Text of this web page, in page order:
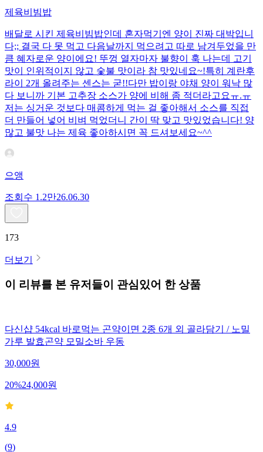
제육비빔밥
배달로 시킨 제육비빔밥인데 혼자먹기엔 양이 진짜 대박입니
다;; 결국 다 못 먹고 다음날까지 먹으려고 따로 남겨두었을 만
큼 혜자로운 양이에요! 뚜껑 열자마자 불향이 훅 나는데 고기
맛이 인위적이지 않고 숯불 맛이라 참 맛있네요~!특히 계란후
라이 2개 올려주는 센스는 굳!! ​다만 밥이랑 야채 양이 워낙 많
다 보니까 기본 고추장 소스가 양에 비해 좀 적더라고요ㅠ.ㅠ
저는 싱거운 것보다 매콤하게 먹는 걸 좋아해서 소스를 직접
더 만들어 넣어 비벼 먹었더니 간이 딱 맞고 맛있었습니다! 양
많고 불맛 나는 제육 좋아하시면 꼭 드셔보세요~^^
으앵
조회수 1.2만26.06.30
173
더보기
이 리뷰를 본 유저들이 관심있어 한 상품
다신샵 54kcal 바로먹는 곤약이면 2종 6개 외 골라담기 / 노밀
가루 발효곤약 모밀소바 우동
30,000원
20%24,000원
4.9
(9)